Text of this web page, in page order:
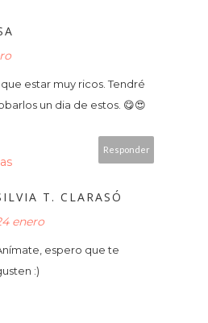
estar muy ricos. Tendré
un dia de estos. 😋😍
Responder
T. CLARASÓ
enero
espero que te
:)